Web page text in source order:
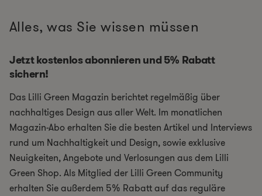
Alles, was Sie wissen müssen
Jetzt kostenlos abonnieren und 5% Rabatt
sichern!
Das Lilli Green Magazin berichtet regelmäßig über
nachhaltiges Design aus aller Welt. Im monatlichen
Magazin-Abo erhalten Sie die besten Artikel und Interviews
rund um Nachhaltigkeit und Design, sowie exklusive
Neuigkeiten, Angebote und Verlosungen aus dem Lilli
Green Shop. Als Mitglied der Lilli Green Community
erhalten Sie außerdem 5% Rabatt auf das reguläre